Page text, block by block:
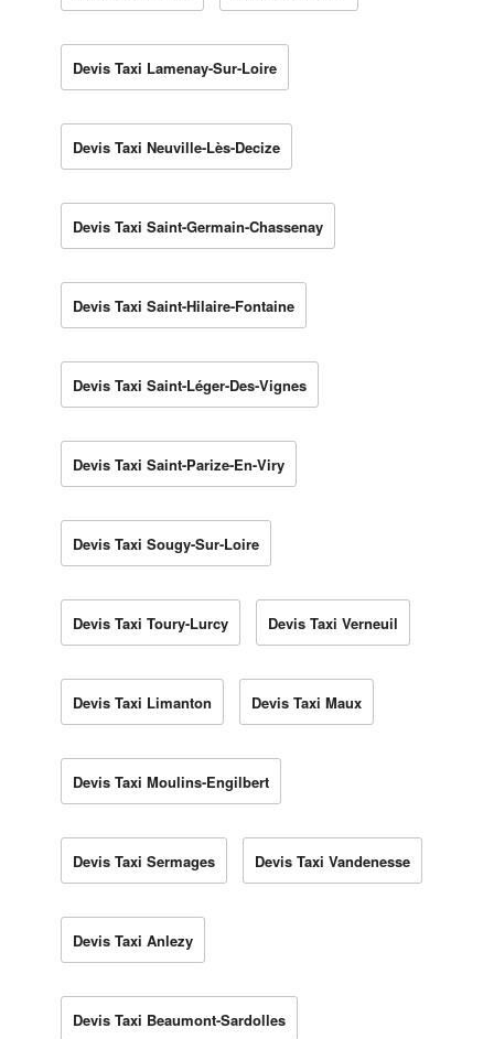
Devis Taxi Lamenay-Sur-Loire
Devis Taxi Neuville-Lès-Decize
Devis Taxi Saint-Germain-Chassenay
Devis Taxi Saint-Hilaire-Fontaine
Devis Taxi Saint-Léger-Des-Vignes
Devis Taxi Saint-Parize-En-Viry
Devis Taxi Sougy-Sur-Loire
Devis Taxi Toury-Lurcy Devis Taxi Verneuil
Devis Taxi Limanton Devis Taxi Maux
Devis Taxi Moulins-Engilbert
Devis Taxi Sermages Devis Taxi Vandenesse
Devis Taxi Anlezy
Devis Taxi Beaumont-Sardolles